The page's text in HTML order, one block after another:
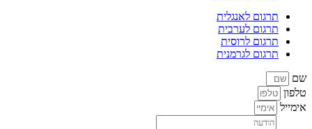
תרגום לאנגלית
תרגום לערבית
תרגום לרוסית
תרגום לגרמנית
שם
טלפון
אימייל